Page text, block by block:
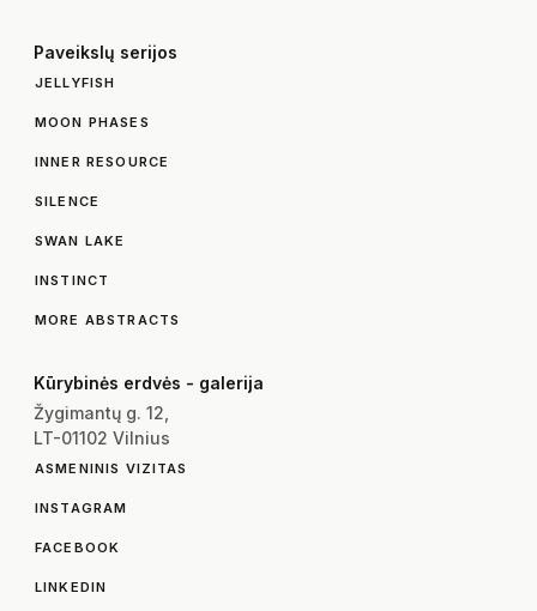
Paveikslų serijos
JELLYFISH
MOON PHASES
INNER RESOURCE
SILENCE
SWAN LAKE
INSTINCT
MORE ABSTRACTS
Kūrybinės erdvės - galerija
Žygimantų g. 12,
LT-01102 Vilnius
ASMENINIS VIZITAS
INSTAGRAM
FACEBOOK
LINKEDIN